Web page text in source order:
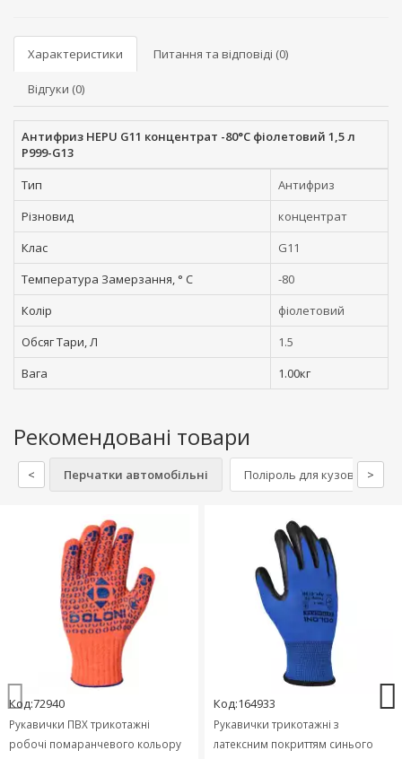
Характеристики Питання та відповіді (0)
Відгуки (0)
Антифриз HEPU G11 концентрат -80°C фіолетовий 1,5 л
P999-G13
Тип
Антифриз
Різновид
концентрат
Клас
G11
Температура Замерзання, ° C
-80
Колір
фіолетовий
Обсяг Тари, Л
1.5
Вага
1.00кг
Рекомендовані товари
< Перчатки автомобільні Поліроль для кузова >
Код:72940
Рукавички ПВХ трикотажні
робочі помаранчевого кольору
Код:164933
Рукавички трикотажні з
латексним покриттям синього